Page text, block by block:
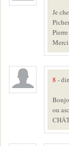
Je
Merci
8 -
ou